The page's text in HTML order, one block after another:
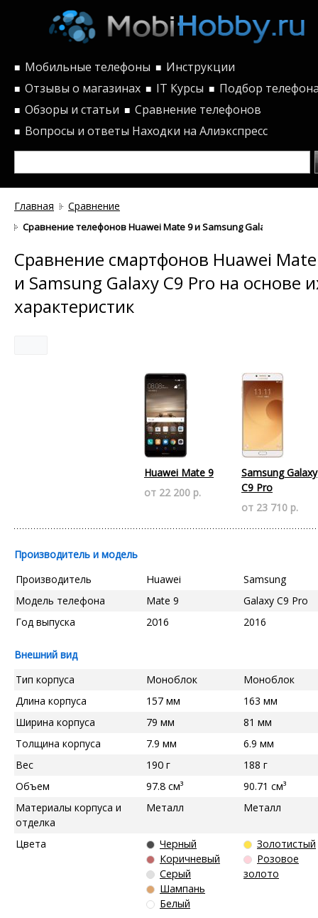
■ Мобильные телефоны ■ Инструкции
■ Отзывы о магазинах ■ IT Курсы ■ Подбор
■ Обзоры и статьи ■ Сравнение телефонов
■ Вопросы и ответы Находки на Алиэкспресс
Главная Сравнение
Сравнение телефонов Huawei Mate 9 и Samsung Galaxy C9 Pro
Сравнение смартфонов Huawei
и Samsung Galaxy C9 Pro на основе
характеристик
Huawei Mate 9
от 22 200 р.
Samsung Galaxy
C9 Pro
от 23 710 р.
Производитель и модель
Производитель
Huawei
Samsung
Модель телефона
Mate 9
Galaxy C9 Pro
Год выпуска
2016 2016
Внешний вид
Тип корпуса
Моноблок
Моноблок
Длина корпуса
157 мм
163 мм
Ширина корпуса
79 мм
81 мм
Толщина корпуса
7.9 мм
6.9 мм
Вес
190 г
188 г
Объем
97.8 см³
90.71 см³
Материалы корпуса и
отделка
Металл Металл
Цвета
Черный
Коричневый
Серый
Шампань
Белый
Золотистый
Розовое
золото